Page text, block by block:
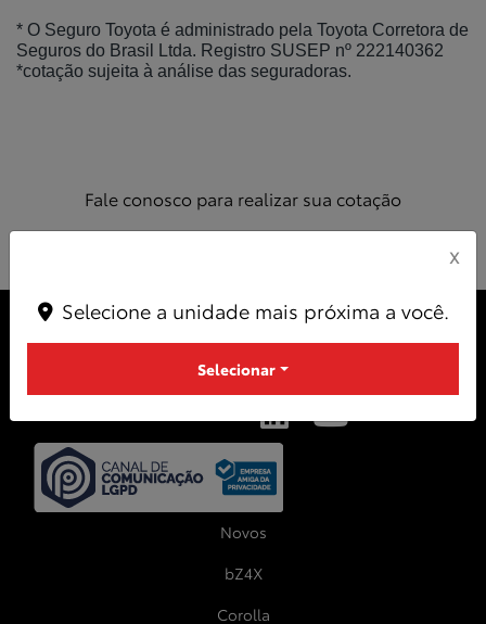
* O Seguro Toyota é administrado pela Toyota Corretora de
Seguros do Brasil Ltda. Registro SUSEP nº 222140362
*cotação sujeita à análise das seguradoras.
Fale conosco para realizar sua cotação
Novos
bZ4X
Corolla
X
Selecione a unidade mais próxima a você.
Selecionar